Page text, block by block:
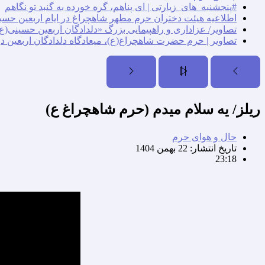
#پنجشنبه_های_زیارتی | ای پناهم، گره خورده به گنبد تو نگاهم
اطلاعیه هیئت دختران حرم مطهر شاهچراغ در ایام اربعین
تصاویر/ عزاداری و راهپیمایی بزرگ «دلدادگان اربعین
تصاویر | حرم حضرت شاهچراغ(ع)، میعادگاه دلدادگان اربعین
ریلز/ یه سلام میدم (حرم شاهچراغ ع)
حال و هوای حرم
تاریخ انتشار: 22 بهمن 1404
23:18